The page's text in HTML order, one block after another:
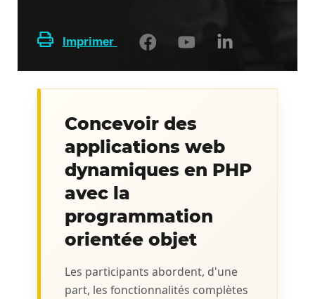
Imprimer
Concevoir des
applications web
dynamiques en PHP
avec la
programmation
orientée objet
Les participants abordent, d'une
part, les fonctionnalités complètes